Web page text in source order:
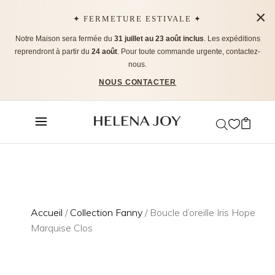
✦ FERMETURE ESTIVALE ✦
Notre Maison sera fermée du 31 juillet au 23 août inclus. Les expéditions
reprendront à partir du 24 août. Pour toute commande urgente, contactez-
nous.
NOUS CONTACTER
×
Accueil / Collection Fanny / Boucle d’oreille Iris Hope
Marquise Clos